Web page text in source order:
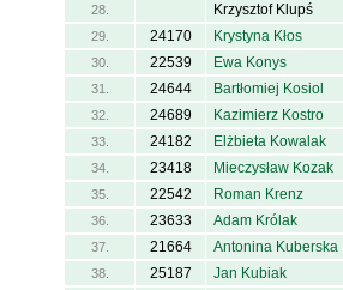
28. Krzysztof Klupś
29. 24170 Krystyna Kłos
30. 22539 Ewa Konys
31. 24644 Bartłomiej Kosiol
32. 24689 Kazimierz Kostro
33. 24182 Elżbieta Kowalak
34. 23418 Mieczysław Kozak
35. 22542 Roman Krenz
36. 23633 Adam Królak
37. 21664 Antonina Kuberska
38. 25187 Jan Kubiak